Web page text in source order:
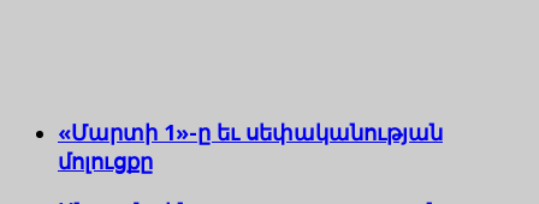
«Մարտի 1»-ը եւ սեփականության
մոլուցքը